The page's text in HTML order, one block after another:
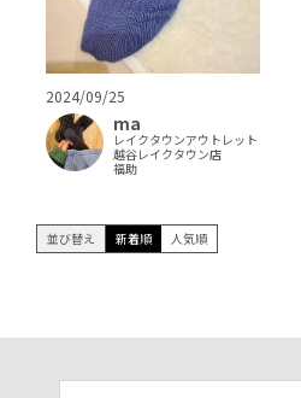
2024/09/25
ma
レイクタウンアウトレット
越谷レイクタウン店
福助
並び替え 新着順 人気順